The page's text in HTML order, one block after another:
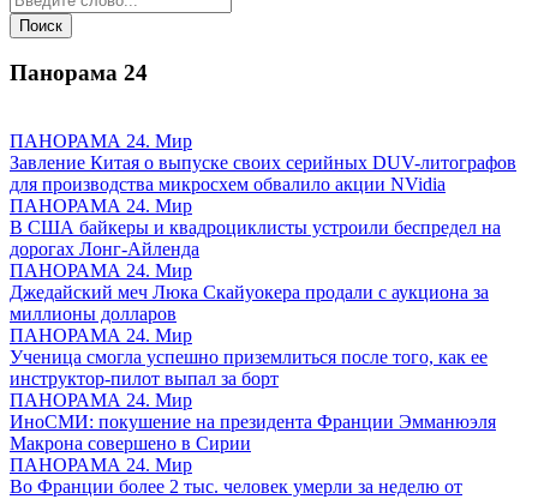
Панорама 24
ПАНОРАМА 24. Мир
Завление Китая о выпуске своих серийных DUV-литографов
для производства микросхем обвалило акции NVidia
ПАНОРАМА 24. Мир
В США байкеры и квадроциклисты устроили беспредел на
дорогах Лонг-Айленда
ПАНОРАМА 24. Мир
Джедайский меч Люка Скайуокера продали с аукциона за
миллионы долларов
ПАНОРАМА 24. Мир
Ученица смогла успешно приземлиться после того, как ее
инструктор-пилот выпал за борт
ПАНОРАМА 24. Мир
ИноСМИ: покушение на президента Франции Эмманюэля
Макрона совершено в Сирии
ПАНОРАМА 24. Мир
Во Франции более 2 тыс. человек умерли за неделю от